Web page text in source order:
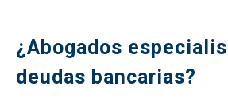
¿Abogados
deudas bancarias?